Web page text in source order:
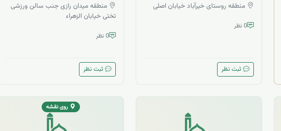
منطقه روستای خیرآباد خیابان اصلی
0 نظر
ثبت نظر
منطقه میدان رازی جنب سالن ورزشی
تختی خیابان الزهراء
0 نظر
ثبت نظر
روی نقشه